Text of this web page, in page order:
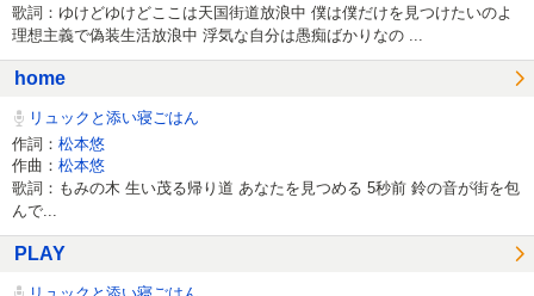
歌詞：ゆけどゆけどここは天国街道放浪中 僕は僕だけを見つけたいのよ
理想主義で偽装生活放浪中 浮気な自分は愚痴ばかりなの ...
home
リュックと添い寝ごはん
作詞： 松本悠
作曲： 松本悠
歌詞：もみの木 生い茂る帰り道 あなたを見つめる 5秒前 鈴の音が街を包
んで...
PLAY